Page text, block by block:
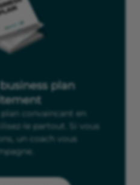
plan
plan convaincant en
le partout. Si vous
un coach vous